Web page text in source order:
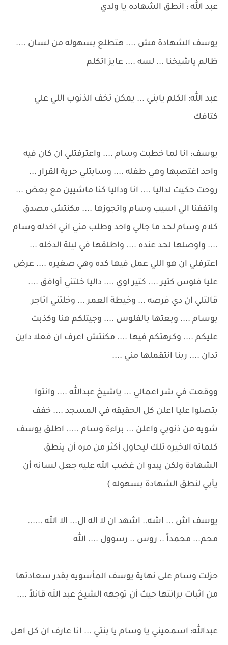
عبد الله : انطق الشهاده يا ولدي
يوسف الشهادة مش .... هتطلع بسهوله من لسان ....
ظالم ياشيخنا ... لسه .... عايز اتكلم
عبد الله: الكلم يابني ... يمكن تخف الذنوب اللي علي
كتافك
يوسف: انا لما خطبت وسام .... واعترفتلي ان كان فيه
واحد اغتصبها وهي طفله .... وسابتلي حرية القرار ...
روحت حكيت لداليا .... انا وداليا كنا ماشيين مع بعض ...
واتفقنا الي اسيب وسام واتجوزها .... مكنتش مصدق
كلام وسام لحد ما جالي واحد وطلب مني اني اخدله وسام
.... واوصلها لحد عنده .... واطلقها في ليلة الدخله ...
اعترفلي ان هو اللي عمل فيها كده وهي صغيره .... عرض
عليا فلوس كتير .... كتير اوي .... داليا خلتني أوافق ....
قالتلي ان دي فرصه ... وخيطة العمر ... وخلتني اتاجر
بوسام .... وبعتها بالفلوس .... وجيتلكم هنا وكذبت
عليكم .... وكرهتكم فيها .... مكنتش اعرف ان فعلا داين
تدان .... ربنا انتقملها مني ....
ووقعت في شر اعمالي ... ياشيخ عبدالله .... وانتوا
بتصلوا عليا اعلن كل الحقيقه في المسجد .... خفف
شويه من ذنوبي واعلن ... براءة وسام ..... اطلق يوسف
كلماته الاخيره تلك ليحاول أكثر من مره أن ينطق
الشهادة ولكن يبدو ان غضب الله عليه جعل لسانه أن
يأبي لنطق الشهادة بسهوله )
يوسف اش ... اشه.. اشهد ان لا اله ال... الا الله ......
محم... محمداً .. روس .. رسوول .... الله
حزلت وسام على نهاية يوسف المأسويه بقدر سعادتها
من اثبات برائتها حيث أن توجهه الشيخ عبد الله قائلاً ....
عبدالله: اسمعيني يا وسام يا بنتي ... انا عارف ان كل اهل